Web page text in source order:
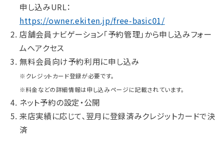
申し込みURL：
https://owner.ekiten.jp/free-basic01/
店舗会員ナビゲーション「予約管理」から申し込みフォー
ムへアクセス
無料会員向け予約利用に申し込み
※クレジットカード登録が必要です。
※料金などの詳細情報は申し込みページに記載されています。
ネット予約の設定・公開
来店実績に応じて、翌月に登録済みクレジットカードで決
済